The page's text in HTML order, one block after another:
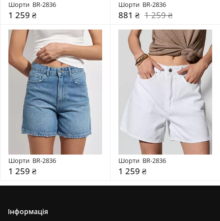
Шорти  BR-2836
1 259 ₴
Шорти  BR-2836
881 ₴ 1 259 ₴
Шорти  BR-2836
1 259 ₴
Шорти  BR-2836
1 259 ₴
Інформація